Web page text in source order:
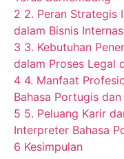
2 2. Peran Strategis
dalam Bisnis
3 3. Kebutuhan
dalam Proses Legal
4 4. Manfaat
Bahasa Portugis
5 5. Peluang Karir
Interpreter Bahasa
6 Kesimpulan